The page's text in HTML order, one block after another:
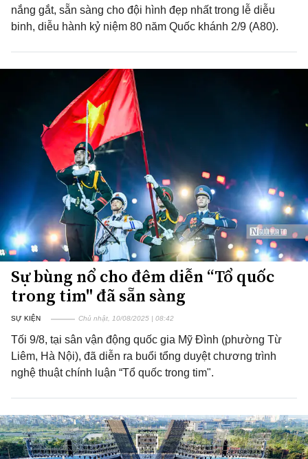
nắng gắt, sẵn sàng cho đội hình đẹp nhất trong lễ diễu
binh, diễu hành kỷ niệm 80 năm Quốc khánh 2/9 (A80).
Sự bùng nổ cho đêm diễn “Tổ quốc
trong tim" đã sẵn sàng
SỰ KIỆN Chủ nhật, 10/08/2025 | 08:42
Tối 9/8, tại sân vận động quốc gia Mỹ Đình (phường Từ
Liêm, Hà Nội), đã diễn ra buổi tổng duyệt chương trình
nghệ thuật chính luận “Tổ quốc trong tim".